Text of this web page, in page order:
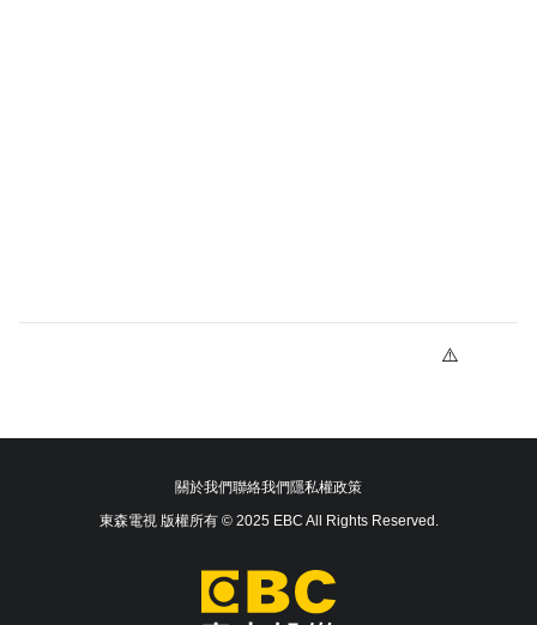
關於我們聯絡我們隱私權政策
東森電視 版權所有 © 2025 EBC All Rights Reserved.